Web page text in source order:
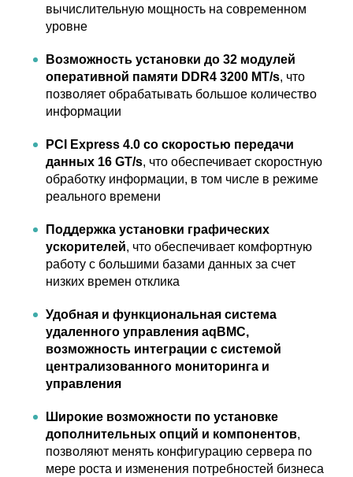
вычислительную мощность на современном
уровне
Возможность установки до 32 модулей
оперативной памяти DDR4 3200 MT/s, что
позволяет обрабатывать большое количество
информации
PCI Express 4.0 со скоростью передачи
данных 16 GT/s, что обеспечивает скоростную
обработку информации, в том числе в режиме
реального времени
Поддержка установки графических
ускорителей, что обеспечивает комфортную
работу с большими базами данных за счет
низких времен отклика
Удобная и функциональная система
удаленного управления aqBMC,
возможность интеграции с системой
централизованного мониторинга и
управления
Широкие возможности по установке
дополнительных опций и компонентов,
позволяют менять конфигурацию сервера по
мере роста и изменения потребностей бизнеса